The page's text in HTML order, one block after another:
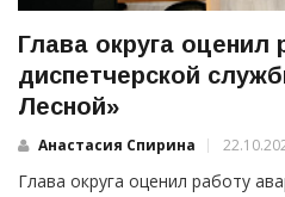
Глава округа оценил
диспетчерской
Лесной»
Анастасия Спирина
Глава округа оценил работу